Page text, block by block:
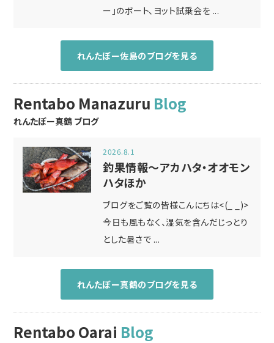
ー」のボート、ヨット試乗会を ...
れんたぼー佐島のブログを見る
Rentabo Manazuru Blog
れんたぼー真鶴 ブログ
2026.8.1
釣果情報～アカハタ・オオモン
ハタほか
ブログをご覧の皆様こんにちは<(_ _)>
今日も風もなく、湿気を含んだじっとり
とした暑さで ...
れんたぼー真鶴のブログを見る
Rentabo Oarai Blog